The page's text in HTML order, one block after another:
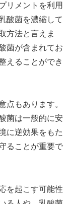
リメントを利用
酸菌を濃縮して
方法と言えま
菌が含まれてお
えることができ
点もあります。
菌は一般的に安
に逆効果をもた
ることが重要で
を起こす可能性